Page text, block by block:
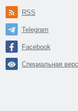
RSS
Telegram
Facebook
Специальная